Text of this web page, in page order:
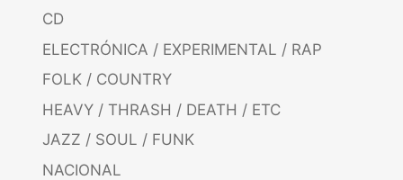
CD
ELECTRÓNICA / EXPERIMENTAL / RAP
FOLK / COUNTRY
HEAVY / THRASH / DEATH / ETC
JAZZ / SOUL / FUNK
NACIONAL